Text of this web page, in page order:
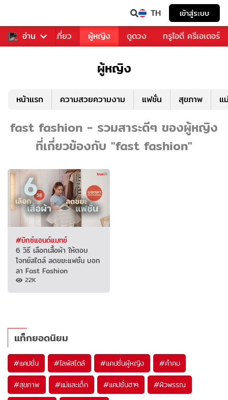
TH เข้าสู่ระบบ
อ่าน
อาหาร ท่องเที่ยว ผู้หญิง ดูดวง ทรูไอดี ครีเอเตอร์
ผู้หญิง
หน้าแรก ความสวยความงาม แฟชั่น สุขภาพ แ
fast fashion - รวมสาระดีๆ ของผู้หญิง
ที่เกี่ยวข้องกับ "fast fashion"
#มิกซ์แอนด์แมทช์
6 วิธี เลือกเสื้อผ้า ให้ตอบ
โจทย์สไตล์ ลดขยะแฟชั่น บอก
ลา Fast Fashion
22K
แท็กยอดนิยม
#แคปชั่น #ไลฟ์สไตล์ #แคปชั่นผู้หญิง #คำคม
#สุขภาพ #แม่และเด็ก #แคปชั่นฮาๆ #ผิวพรรณ